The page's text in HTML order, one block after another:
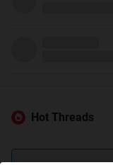
Hot Threads